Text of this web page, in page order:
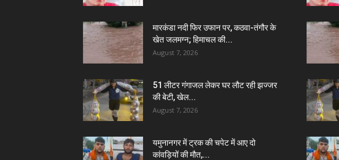
मारकंडा नदी फिर उफान पर, कठवा-तंगौर के
खेत जलमग्न; हिमाचल की...
August 7, 2026
51 लीटर गंगाजल लेकर घर लौट रही झज्जर
की बेटी, खेल...
August 7, 2026
यमुनानगर में ट्रक की चपेट में आए दो
कांवड़ियों की मौत,...